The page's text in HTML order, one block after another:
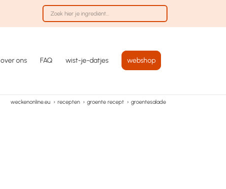
over ons FAQ wist-je-datjes webshop
weckenonline.eu › recepten › groente recept › groentesalade